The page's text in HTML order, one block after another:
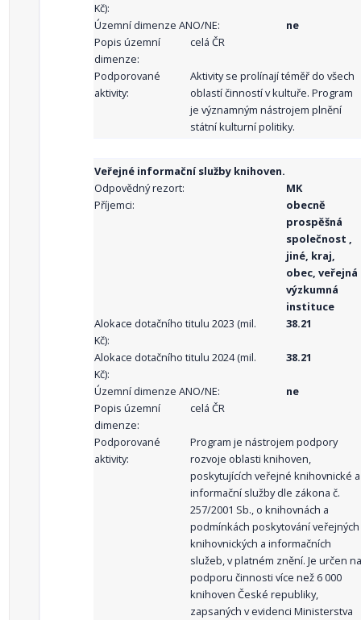
Kč):
Územní dimenze ANO/NE:
ne
Popis územní
dimenze:
celá ČR
Podporované
aktivity:
Aktivity se prolínají téměř do všech
oblastí činností v kultuře. Program
je významným nástrojem plnění
státní kulturní politiky.
Veřejné informační služby knihoven.
Odpovědný rezort:
MK
Příjemci:
obecně
prospěšná
společnost ,
jiné, kraj,
obec, veřejná
výzkumná
instituce
Alokace dotačního titulu 2023 (mil.
Kč):
38.21
Alokace dotačního titulu 2024 (mil.
Kč):
38.21
Územní dimenze ANO/NE:
ne
Popis územní
dimenze:
celá ČR
Podporované
aktivity:
Program je nástrojem podpory
rozvoje oblasti knihoven,
poskytujících veřejné knihovnické a
informační služby dle zákona č.
257/2001 Sb., o knihovnách a
podmínkách poskytování veřejných
knihovnických a informačních
služeb, v platném znění. Je určen na
podporu činnosti více než 6 000
knihoven České republiky,
zapsaných v evidenci Ministerstva